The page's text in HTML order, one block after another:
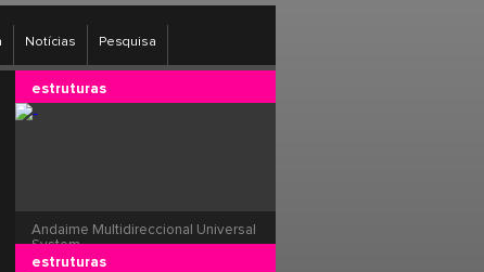
Notícias Pesquisa
estruturas
Andaime Multidireccional Universal
System
estruturas